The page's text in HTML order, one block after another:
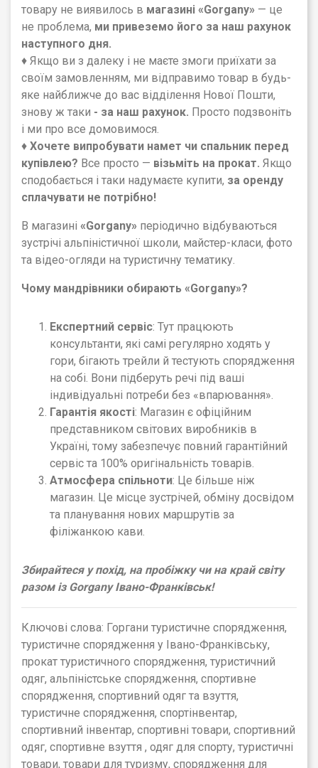
товару не виявилось в магазині «Gorgany» — це
не проблема, ми привеземо його за наш рахунок
наступного дня.
♦ Якщо ви з далеку і не маєте змоги приїхати за
своїм замовленням, ми відправимо товар в будь-
яке найближче до вас відділення Нової Пошти,
знову ж таки - за наш рахунок. Просто подзвоніть
і ми про все домовимося.
♦ Хочете випробувати намет чи спальник перед
купівлею? Все просто — візьміть на прокат. Якщо
сподобається і таки надумаєте купити, за оренду
сплачувати не потрібно!
В магазині «Gorgany» періодично відбуваються
зустрічі альпіністичної школи, майстер-класи, фото
та відео-огляди на туристичну тематику.
Чому мандрівники обирають «Gorgany»?
Експертний сервіс: Тут працюють
консультанти, які самі регулярно ходять у
гори, бігають трейли й тестують спорядження
на собі. Вони підберуть речі під ваші
індивідуальні потреби без «впарювання».
Гарантія якості: Магазин є офіційним
представником світових виробників в
Україні, тому забезпечує повний гарантійний
сервіс та 100% оригінальність товарів.
Атмосфера спільноти: Це більше ніж
магазин. Це місце зустрічей, обміну досвідом
та планування нових маршрутів за
філіжанкою кави.
Збирайтеся у похід, на пробіжку чи на край світу
разом із Gorgany Івано-Франківськ!
Ключові слова: Горгани туристичне спорядження,
туристичне спорядження у Івано-Франківську,
прокат туристичного спорядження, туристичний
одяг, альпіністське спорядження, спортивне
спорядження, спортивний одяг та взуття,
туристичне спорядження, спортінвентар,
спортивний інвентар, спортивні товари, спортивний
одяг, спортивне взуття , одяг для спорту, туристичні
товари, товари для туризму, спорядження для